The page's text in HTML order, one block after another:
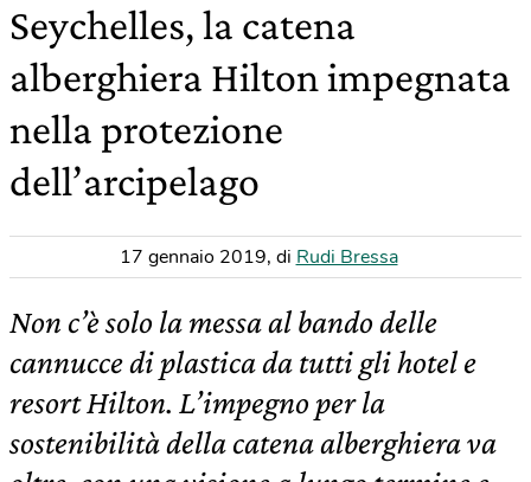
Seychelles, la catena
alberghiera Hilton impegnata
nella protezione
dell’arcipelago
17 gennaio 2019, di Rudi Bressa
Non c’è solo la messa al bando delle
cannucce di plastica da tutti gli hotel e
resort Hilton. L’impegno per la
sostenibilità della catena alberghiera va